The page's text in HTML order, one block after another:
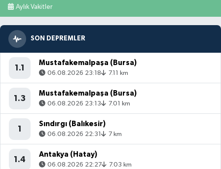
Aylık Vakitler
SON DEPREMLER
1.1
Mustafakemalpaşa (Bursa)
06.08.2026 23:18 7.11 km
1.3
Mustafakemalpaşa (Bursa)
06.08.2026 23:13 7.01 km
1
Sındırgı (Balıkesir)
06.08.2026 22:31 7 km
1.4
Antakya (Hatay)
06.08.2026 22:27 7.03 km